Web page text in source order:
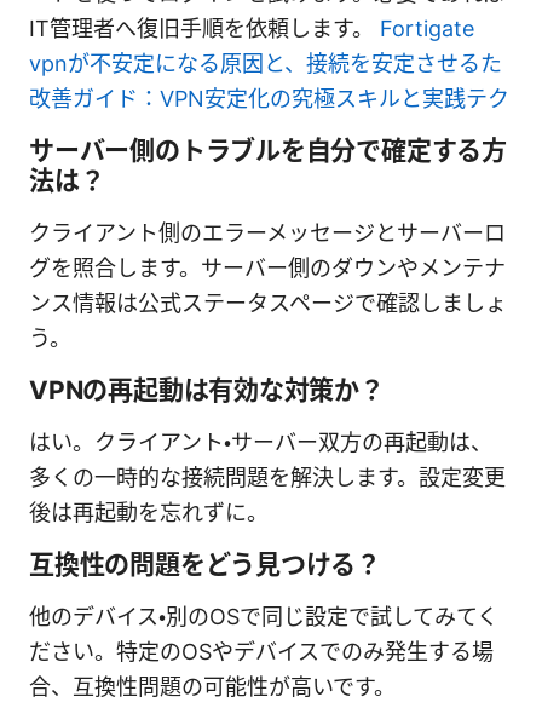
IT管理者へ復旧手順を依頼します。 Fortigate
vpnが不安定になる原因と、接続を安定させるた
改善ガイド：VPN安定化の究極スキルと実践テク
サーバー側のトラブルを自分で確定する方
法は？
クライアント側のエラーメッセージとサーバーロ
グを照合します。サーバー側のダウンやメンテナ
ンス情報は公式ステータスページで確認しましょ
う。
VPNの再起動は有効な対策か？
はい。クライアント・サーバー双方の再起動は、
多くの一時的な接続問題を解決します。設定変更
後は再起動を忘れずに。
互換性の問題をどう見つける？
他のデバイス・別のOSで同じ設定で試してみてく
ださい。特定のOSやデバイスでのみ発生する場
合、互換性問題の可能性が高いです。